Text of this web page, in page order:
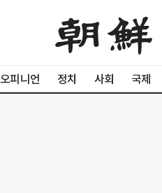
오피니언 정치 사회 국제